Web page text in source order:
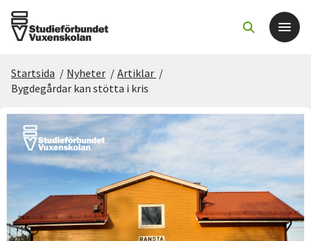
Det här gör vi
För dig som
Sök kurser och evenemang
Om SV
Startsida / Nyheter / Artiklar /
Bygdegårdar kan stötta i kris